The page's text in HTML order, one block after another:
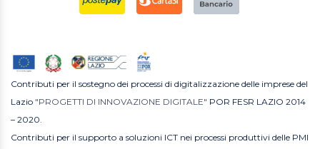
Contributi per il sostegno dei processi di digitalizzazione delle imprese del
Lazio "PROGETTI DI INNOVAZIONE DIGITALE" POR FESR LAZIO 2014
– 2020.
Contributi per il supporto a soluzioni ICT nei processi produttivi delle PMI